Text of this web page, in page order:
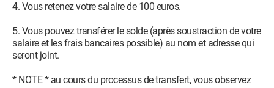
4. Vous retenez votre salaire de 100 euros.
5. Vous pouvez transférer le solde (après soustraction de votre
salaire et les frais bancaires possible) au nom et adresse qui
seront joint.
* NOTE * au cours du processus de transfert, vous observez